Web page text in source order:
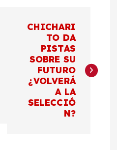
CHICHARI
TO DA
PISTAS
SOBRE SU
FUTURO
¿VOLVERÁ
A LA
SELECCIÓ
N?